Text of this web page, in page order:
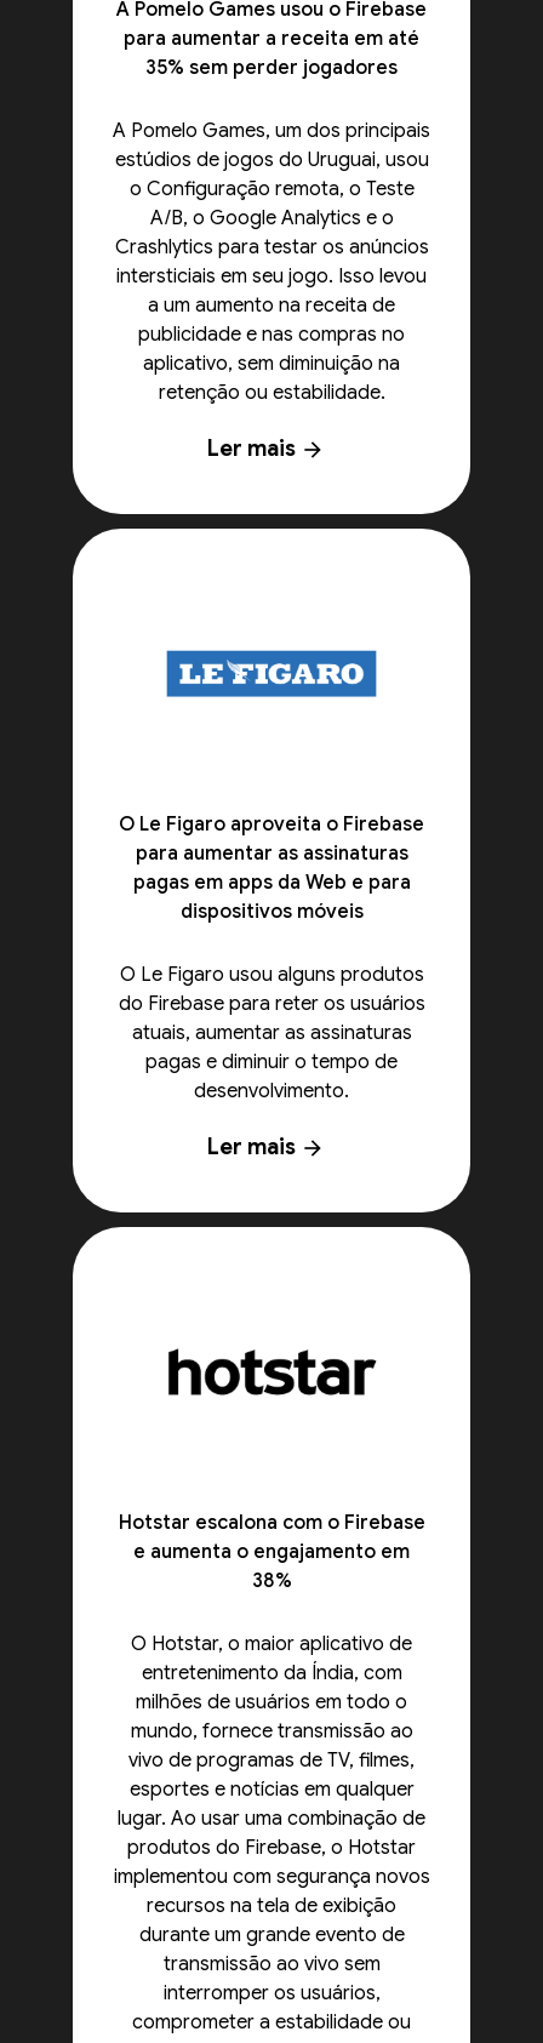
A Pomelo Games usou o Firebase
para aumentar a receita em até
35% sem perder jogadores
A Pomelo Games, um dos principais
estúdios de jogos do Uruguai, usou
o Configuração remota, o Teste
A/B, o Google Analytics e o
Crashlytics para testar os anúncios
intersticiais em seu jogo. Isso levou
a um aumento na receita de
publicidade e nas compras no
aplicativo, sem diminuição na
retenção ou estabilidade.
Ler mais arrow_forward
O Le Figaro aproveita o Firebase
para aumentar as assinaturas
pagas em apps da Web e para
dispositivos móveis
O Le Figaro usou alguns produtos
do Firebase para reter os usuários
atuais, aumentar as assinaturas
pagas e diminuir o tempo de
desenvolvimento.
Ler mais arrow_forward
Hotstar escalona com o Firebase
e aumenta o engajamento em
38%
O Hotstar, o maior aplicativo de
entretenimento da Índia, com
milhões de usuários em todo o
mundo, fornece transmissão ao
vivo de programas de TV, filmes,
esportes e notícias em qualquer
lugar. Ao usar uma combinação de
produtos do Firebase, o Hotstar
implementou com segurança novos
recursos na tela de exibição
durante um grande evento de
transmissão ao vivo sem
interromper os usuários,
comprometer a estabilidade ou